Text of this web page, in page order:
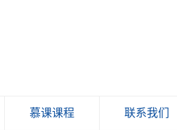
慕课课程 联系我们